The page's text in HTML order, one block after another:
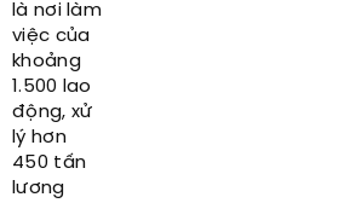
là nơi làm
việc của
khoảng
1.500 lao
động, xử
lý hơn
450 tấn
lương